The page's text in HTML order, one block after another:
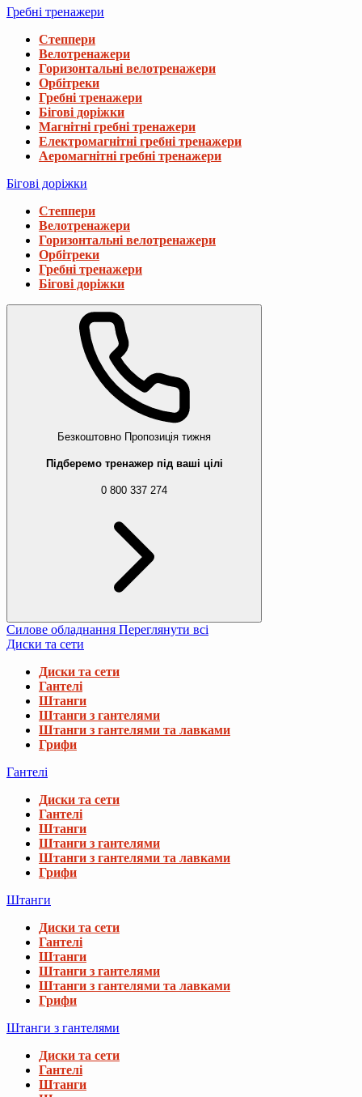
Гребні тренажери
Степпери
Велотренажери
Горизонтальні велотренажери
Орбітреки
Гребні тренажери
Бігові доріжки
Магнітні гребні тренажери
Електромагнітні гребні тренажери
Аеромагнітні гребні тренажери
Бігові доріжки
Степпери
Велотренажери
Горизонтальні велотренажери
Орбітреки
Гребні тренажери
Бігові доріжки
Безкоштовно Пропозиція тижня
Підберемо тренажер під ваші цілі
0 800 337 274
Силове обладнання Переглянути всі
Диски та сети
Диски та сети
Гантелі
Штанги
Штанги з гантелями
Штанги з гантелями та лавками
Грифи
Гантелі
Диски та сети
Гантелі
Штанги
Штанги з гантелями
Штанги з гантелями та лавками
Грифи
Штанги
Диски та сети
Гантелі
Штанги
Штанги з гантелями
Штанги з гантелями та лавками
Грифи
Штанги з гантелями
Диски та сети
Гантелі
Штанги